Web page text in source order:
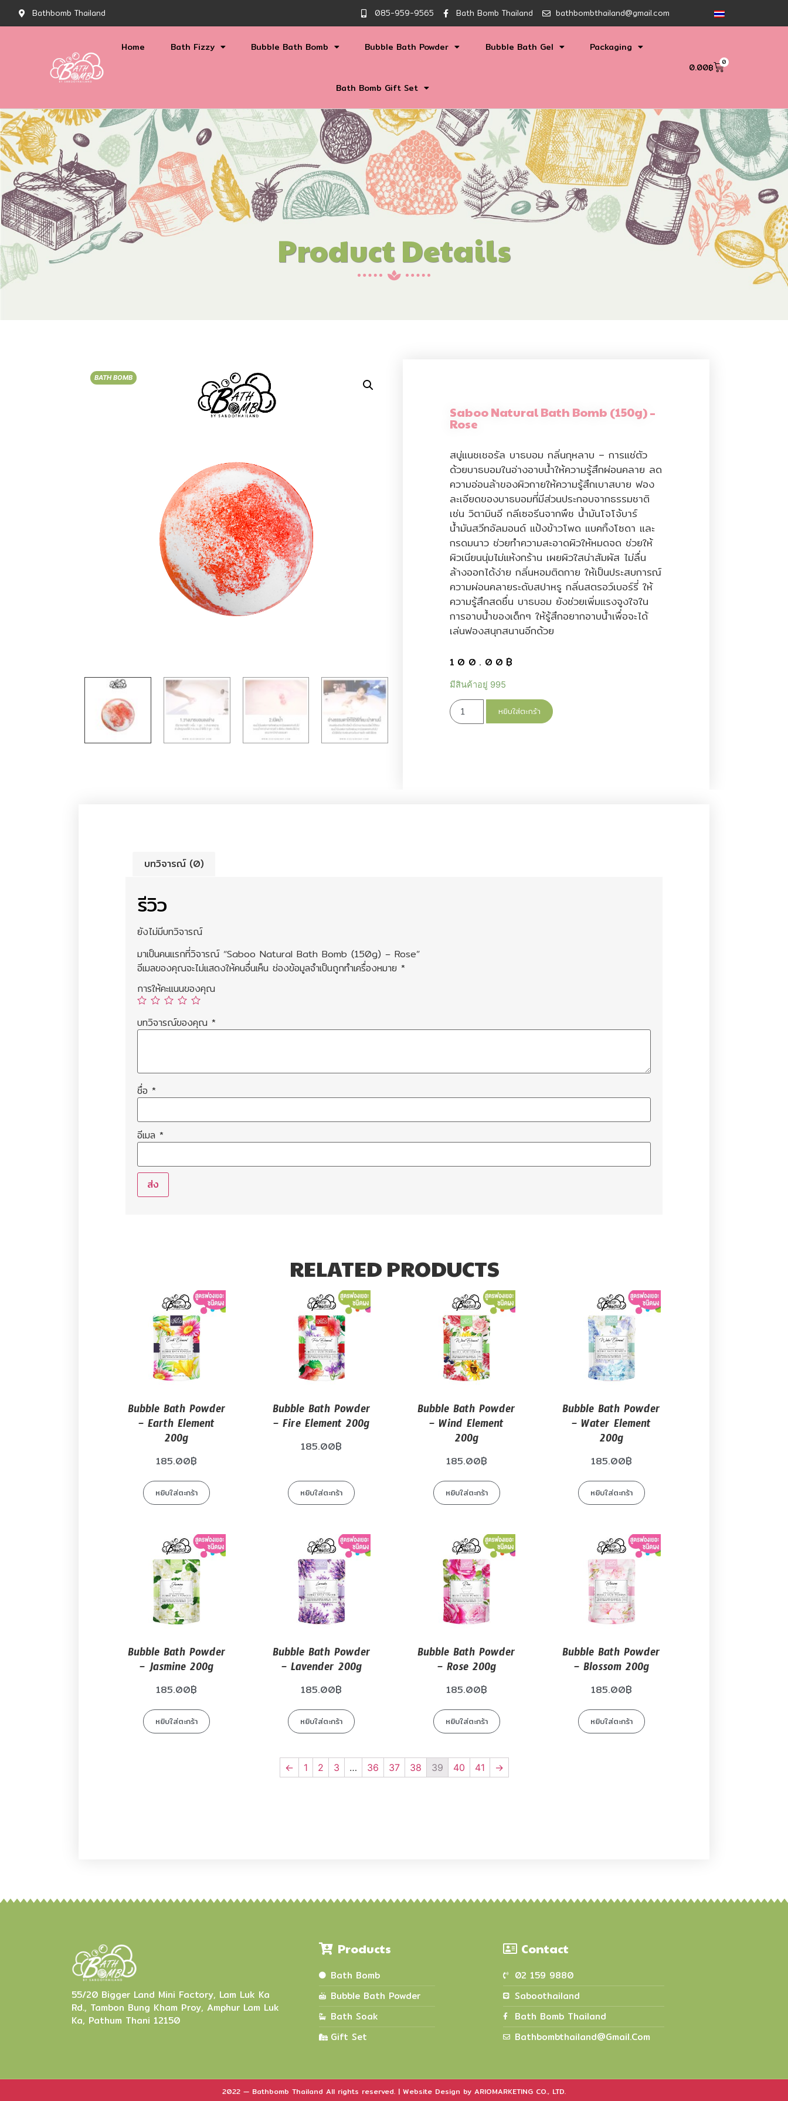
Bathbomb Thailand 085-959-9565 Bath Bomb Thailand bathbombthailand@gmail.com
Home Bath Fizzy Bubble Bath Bomb Bubble Bath Powder Bubble Bath Gel Packaging
Bath Bomb Gift Set
0.00฿ 0
Product Details
BATH BOMB
Saboo Natural Bath Bomb (150g) –
Rose
สบู่แนชเชอรัล บาธบอม กลิ่นกุหลาบ – การแช่ตัว
ด้วยบาธบอมในอ่างอาบน้ำให้ความรู้สึกผ่อนคลาย ลด
ความอ่อนล้าของผิวกายให้ความรู้สึกเบาสบาย ฟอง
ละเอียดของบาธบอมที่มีส่วนประกอบจากธรรมชาติ
เช่น วิตามินอี กลีเซอรีนจากพืช น้ำมันโจโจ้บาร์
น้ำมันสวีทอัลมอนด์ แป้งข้าวโพด แบคกิ้งโซดา และ
กรดมนาว ช่วยทำความสะอาดผิวให้หมดจด ช่วยให้
ผิวเนียนนุ่มไม่แห้งกร้าน เผยผิวใสน่าสัมผัส ไม่ลื่น
ล้างออกได้ง่าย กลิ่นหอมติดกาย ให้เป็นประสบการณ์
ความผ่อนคลายระดับสปาหรู กลิ่นสตรอว์เบอร์รี่ ให้
ความรู้สึกสดชื่น บาธบอม ยังช่วยเพิ่มแรงจูงใจใน
การอาบน้ำของเด็กๆ ให้รู้สึกอยากอาบน้ำเพื่อจะได้
เล่นฟองสนุกสนานอีกด้วย
100.00 ฿
มีสินค้าอยู่ 995
หยิบใส่ตะกร้า
บทวิจารณ์ (0)
รีวิว
ยังไม่มีบทวิจารณ์
มาเป็นคนแรกที่วิจารณ์ “Saboo Natural Bath Bomb (150g) – Rose”
อีเมลของคุณจะไม่แสดงให้คนอื่นเห็น ช่องข้อมูลจำเป็นถูกทำเครื่องหมาย*
การให้คะแนนของคุณ
บทวิจารณ์ของคุณ*
ชื่อ*
อีเมล*
RELATED PRODUCTS
Bubble Bath Powder
– Earth Element
200g
185.00฿
หยิบใส่ตะกร้า
Bubble Bath Powder
– Fire Element 200g
185.00฿
หยิบใส่ตะกร้า
Bubble Bath Powder
– Wind Element
200g
185.00฿
หยิบใส่ตะกร้า
Bubble Bath Powder
– Water Element
200g
185.00฿
หยิบใส่ตะกร้า
Bubble Bath Powder
– Jasmine 200g
185.00฿
หยิบใส่ตะกร้า
Bubble Bath Powder
– Lavender 200g
185.00฿
หยิบใส่ตะกร้า
Bubble Bath Powder
– Rose 200g
185.00฿
หยิบใส่ตะกร้า
Bubble Bath Powder
– Blossom 200g
185.00฿
หยิบใส่ตะกร้า
← 1 2 3 … 36 37 38 39 40 41 →
55/20 Bigger Land Mini Factory, Lam Luk Ka
Rd., Tambon Bung Kham Proy, Amphur Lam Luk
Ka, Pathum Thani 12150
Products
Bath Bomb
Bubble Bath Powder
Bath Soak
Gift Set
Contact
02 159 9880
Saboothailand
Bath Bomb Thailand
Bathbombthailand@gmail.com
2022 — Bathbomb Thailand All rights reserved. | Website Design by ARIOMARKETING CO., LTD.